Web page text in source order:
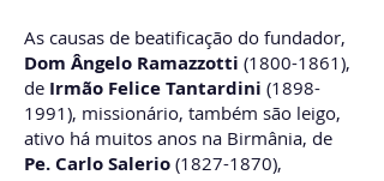
As causas de beatificação do fundador,
Dom Ângelo Ramazzotti (1800-1861),
de Irmão Felice Tantardini (1898-
1991), missionário, também são leigo,
ativo há muitos anos na Birmânia, de
Pe. Carlo Salerio (1827-1870),